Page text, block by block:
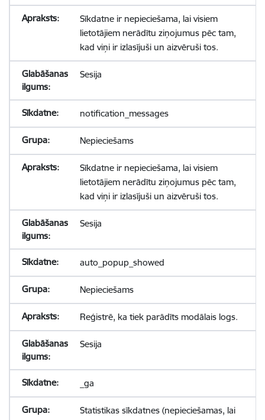
Sīkdatne ir nepieciešama, lai visiem
lietotājiem nerādītu ziņojumus pēc tam,
kad viņi ir izlasījuši un aizvēruši tos.
Sesija
notification_messages
Nepieciešams
Sīkdatne ir nepieciešama, lai visiem
lietotājiem nerādītu ziņojumus pēc tam,
kad viņi ir izlasījuši un aizvēruši tos.
Sesija
auto_popup_showed
Nepieciešams
Reģistrē, ka tiek parādīts modālais logs.
Sesija
_ga
Statistikas sīkdatnes (nepieciešamas, lai